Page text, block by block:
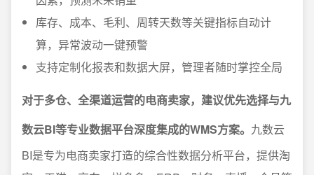
库存、成本、毛利、周转天数等关键指标自动计
算，异常波动一键预警
支持定制化报表和数据大屏，管理者随时掌控全局
对于多仓、全渠道运营的电商卖家，建议优先选择与九
数云BI等专业数据平台深度集成的WMS方案。 九数云
BI是专为电商卖家打造的综合性数据分析平台，提供淘